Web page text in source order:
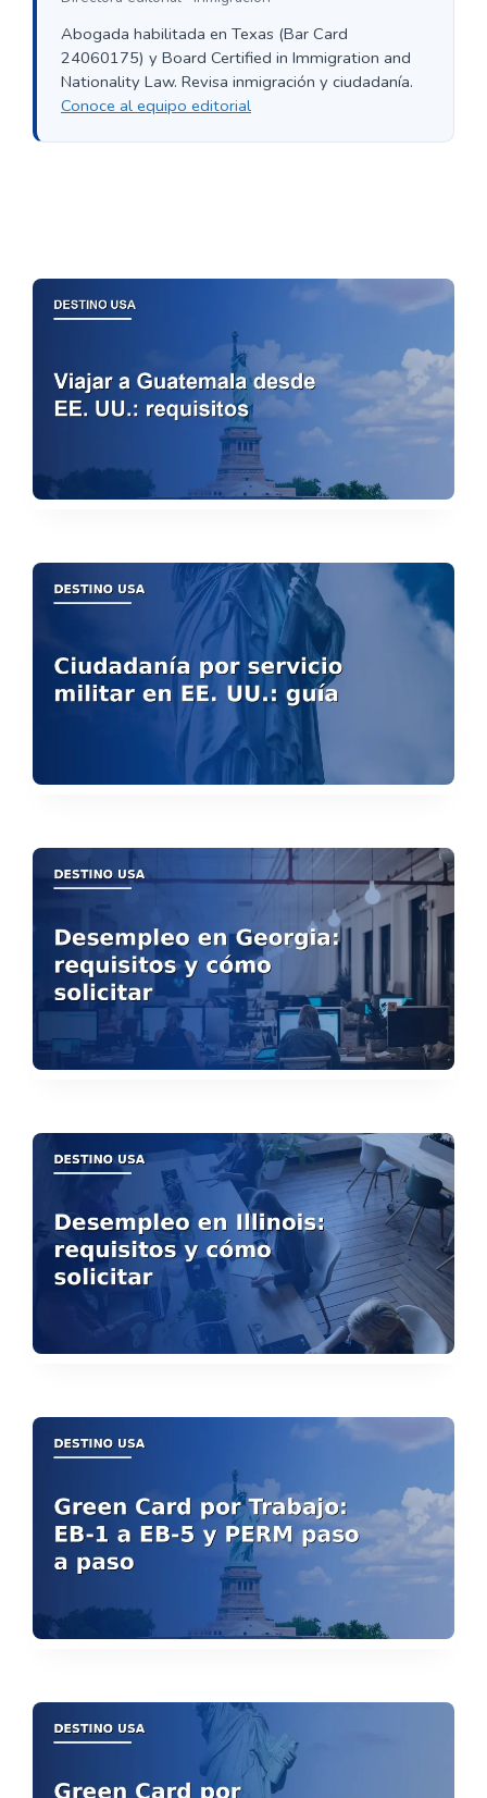
Abogada habilitada en Texas (Bar Card
24060175) y Board Certified in Immigration and
Nationality Law. Revisa inmigración y ciudadanía.
Conoce al equipo editorial